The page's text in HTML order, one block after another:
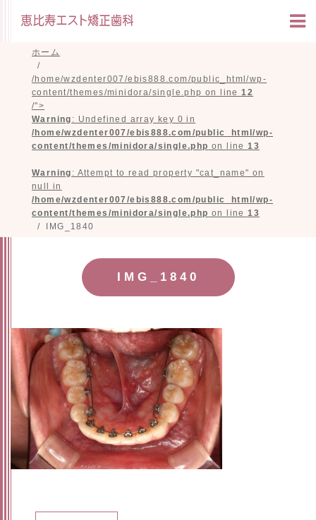
ホーム
/home/wzdenter007/ebis888.com/public_html/wp-
content/themes/minidora/single.php on line12
/">
Warning : Undefined array key 0 in
/home/wzdenter007/ebis888.com/public_html/wp-
content/themes/minidora/single.php on line13
Warning : Attempt to read property "cat_name" on
null in
/home/wzdenter007/ebis888.com/public_html/wp-
content/themes/minidora/single.php on line13
IMG_1840
IMG_1840